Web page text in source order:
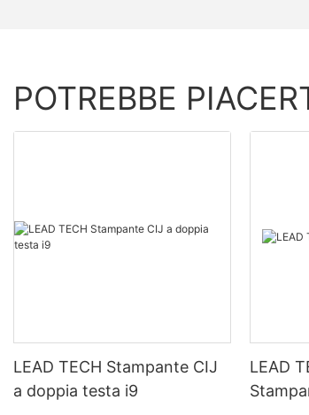
POTREBBE
LEAD TECH Stampante CIJ
a doppia testa i9
LEAD